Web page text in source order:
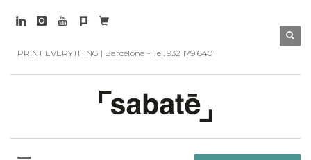
PRINT EVERYTHING | Barcelona - Tel. 932 179 640